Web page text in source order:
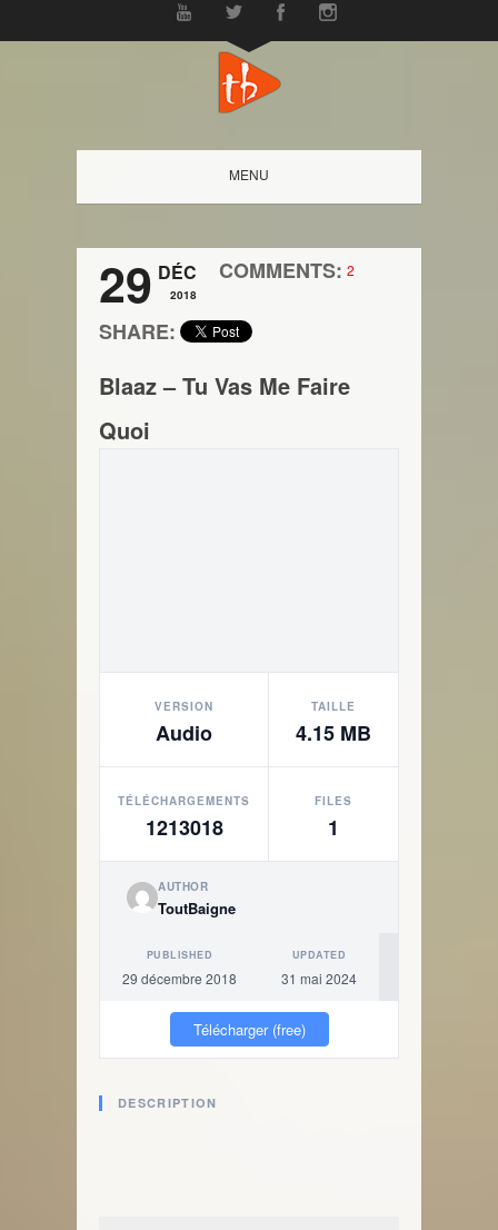
MENU
29 DÉC
2018
COMMENTS: 2
SHARE:
Blaaz – Tu Vas Me Faire
Quoi
VERSION
Audio
TAILLE
4.15 MB
TÉLÉCHARGEMENTS
1213018
FILES
1
AUTHOR
ToutBaigne
PUBLISHED
29 décembre 2018
UPDATED
31 mai 2024
Télécharger (free)
DESCRIPTION